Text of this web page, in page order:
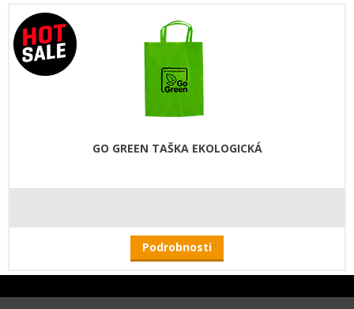
GO GREEN TAŠKA EKOLOGICKÁ
Podrobnosti